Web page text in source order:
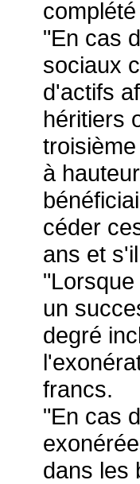
"En cas
sociaux
d'actifs
héritiers
à
céder
ans et
un
degré
francs.
"En cas
dans les